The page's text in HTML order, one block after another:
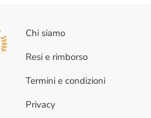
Chi siamo
Resi e rimborso
Termini e condizioni
Privacy